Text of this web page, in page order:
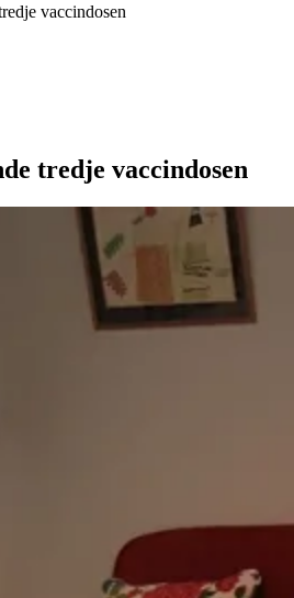
vaccindosen
tredje vaccindosen